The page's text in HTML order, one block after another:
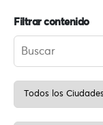
Filtrar contenido